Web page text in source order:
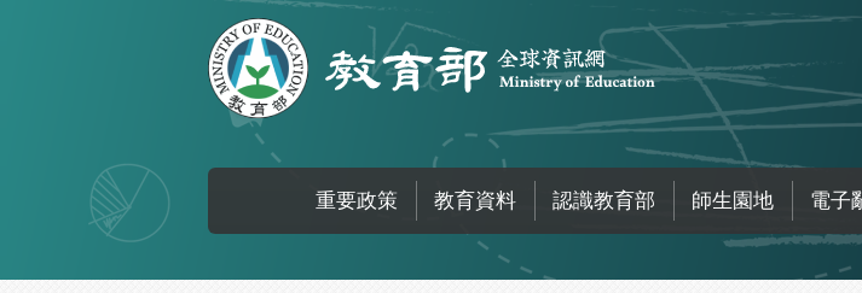
重要政策 教育資料 認識教育部 師生園地 電子